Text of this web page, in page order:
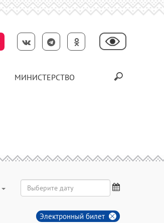
МИНИСТЕРСТВО
Электронный билет